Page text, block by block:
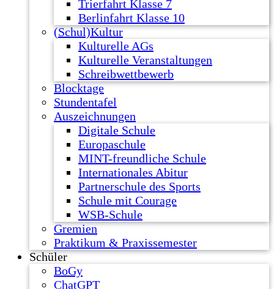
Trierfahrt Klasse 7
Berlinfahrt Klasse 10
(Schul)Kultur
Kulturelle AGs
Kulturelle Veranstaltungen
Schreibwettbewerb
Blocktage
Stundentafel
Auszeichnungen
Digitale Schule
Europaschule
MINT-freundliche Schule
Internationales Abitur
Partnerschule des Sports
Schule mit Courage
WSB-Schule
Gremien
Praktikum & Praxissemester
Schüler
BoGy
ChatGPT